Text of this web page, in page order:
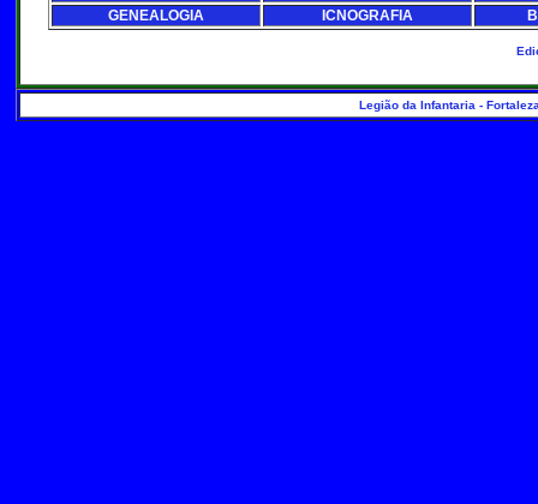
GENEALOGIA ICNOGRAFIA
Legião da Infantaria -